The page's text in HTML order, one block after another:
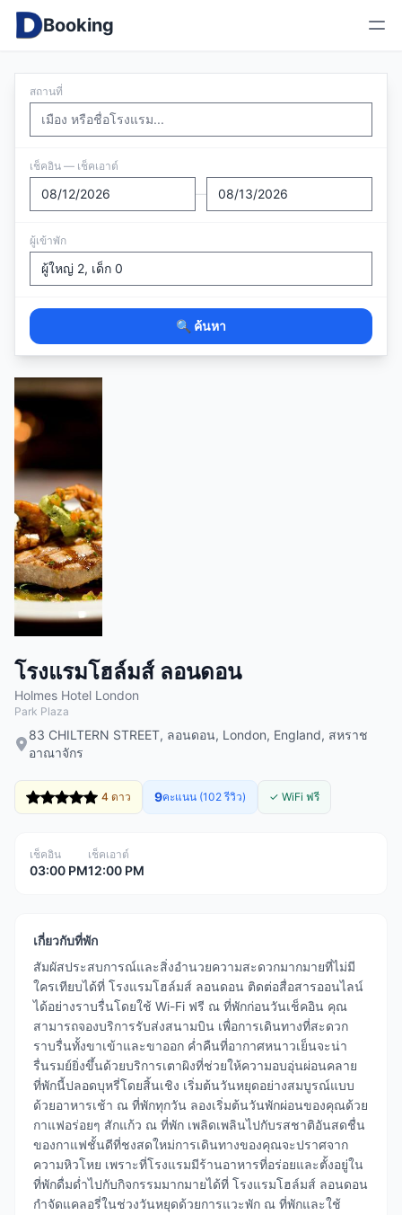
Booking
สถานที่
เช็คอิน — เช็คเอาต์
—
ผู้เข้าพัก
🔍 ค้นหา
โรงแรมโฮล์มส์ ลอนดอน
Holmes Hotel London
Park Plaza
83 CHILTERN STREET, ลอนดอน, London, England, สหราช
อาณาจักร
4 ดาว 9คะแนน (102 รีวิว) ✓ WiFi ฟรี
เช็คอิน
03:00 PM
เช็คเอาต์
12:00 PM
เกี่ยวกับที่พัก
สัมผัสประสบการณ์และสิ่งอำนวยความสะดวกมากมายที่ไม่มี
ใครเทียบได้ที่ โรงแรมโฮล์มส์ ลอนดอน ติดต่อสื่อสารออนไลน์
ได้อย่างราบรื่นโดยใช้ Wi-Fi ฟรี ณ ที่พักก่อนวันเช็คอิน คุณ
สามารถจองบริการรับส่งสนามบิน เพื่อการเดินทางที่สะดวก
ราบรื่นทั้งขาเข้าและขาออก ค่ำคืนที่อากาศหนาวเย็นจะน่า
รื่นรมย์ยิ่งขึ้นด้วยบริการเตาผิงที่ช่วยให้ความอบอุ่นผ่อนคลาย
ที่พักนี้ปลอดบุหรี่โดยสิ้นเชิง เริ่มต้นวันหยุดอย่างสมบูรณ์แบบ
ด้วยอาหารเช้า ณ ที่พักทุกวัน ลองเริ่มต้นวันพักผ่อนของคุณด้วย
กาแฟอร่อยๆ สักแก้ว ณ ที่พัก เพลิดเพลินไปกับรสชาติอันสดชื่น
ของกาแฟชั้นดีที่ชงสดใหม่การเดินทางของคุณจะปราศจาก
ความหิวโหย เพราะที่โรงแรมมีร้านอาหารที่อร่อยและตั้งอยู่ใน
ที่พักดื่มด่ำไปกับกิจกรรมมากมายได้ที่ โรงแรมโฮล์มส์ ลอนดอน
กำจัดแคลอรี่ในช่วงวันหยุดด้วยการแวะพัก ณ ที่พักและใช้